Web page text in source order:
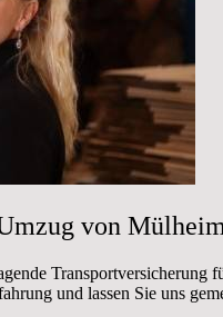
von
und lassen Sie uns